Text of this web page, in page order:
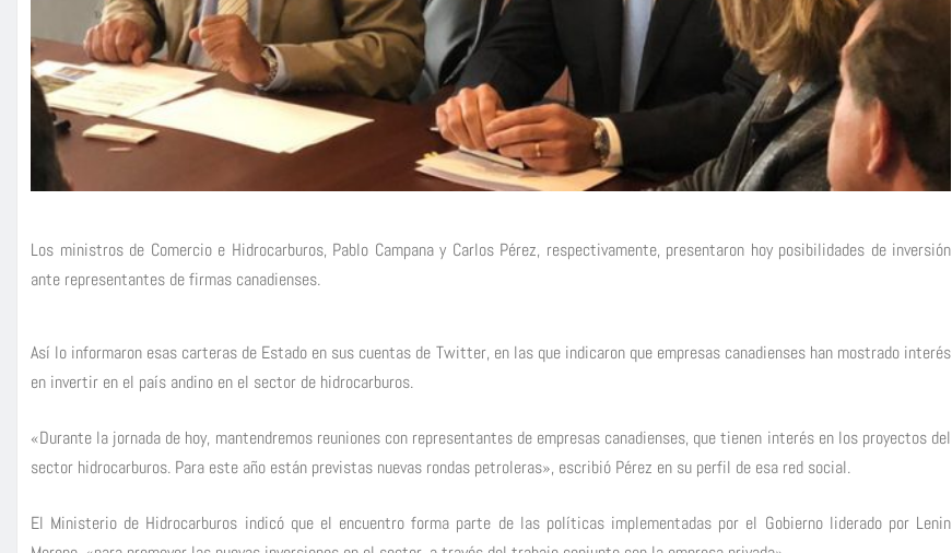
Los ministros de Comercio e Hidrocarburos, Pablo Campana y Carlos Pérez, respectivamente, presentaron hoy posibilidades de inversión
ante representantes de firmas canadienses.
Así lo informaron esas carteras de Estado en sus cuentas de Twitter, en las que indicaron que empresas canadienses han mostrado interés
en invertir en el país andino en el sector de hidrocarburos.
«Durante la jornada de hoy, mantendremos reuniones con representantes de empresas canadienses, que tienen interés en los proyectos del
sector hidrocarburos. Para este año están previstas nuevas rondas petroleras», escribió Pérez en su perfil de esa red social.
El Ministerio de Hidrocarburos indicó que el encuentro forma parte de las políticas implementadas por el Gobierno liderado por Lenin